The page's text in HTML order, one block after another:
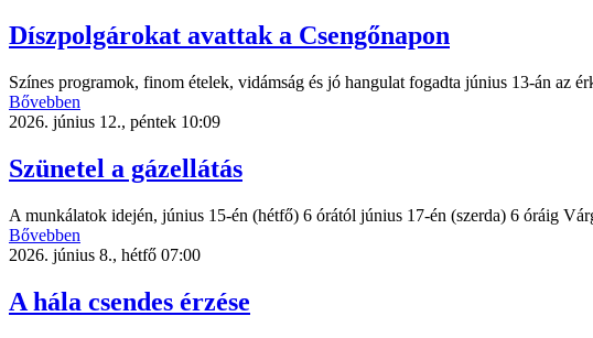
Díszpolgárokat avattak a Csengőnapon
Színes programok, finom ételek, vidámság és jó hangulat fogadta június 13-án az
Bővebben
2026. június 12., péntek 10:09
Szünetel a gázellátás
A munkálatok idején, június 15-én (hétfő) 6 órától június 17-én (szerda) 6 óráig
Bővebben
2026. június 8., hétfő 07:00
A hála csendes érzése